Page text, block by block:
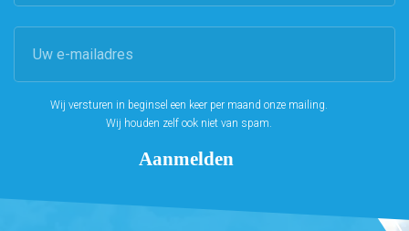
Wij versturen in beginsel een keer per maand onze mailing.
Wij houden zelf ook niet van spam.